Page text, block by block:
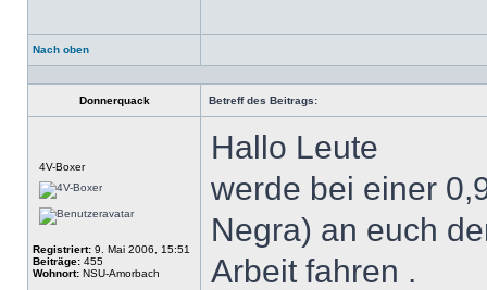
Nach oben
Profil
Donnerquack Betreff des Beitrags:
4V-Boxer
Registriert: 9. Mai 2006, 15:51
Beiträge: 455
Wohnort: NSU-Amorbach
Hallo Leute
werde bei einer
Negra) an euch
Arbeit fahren .